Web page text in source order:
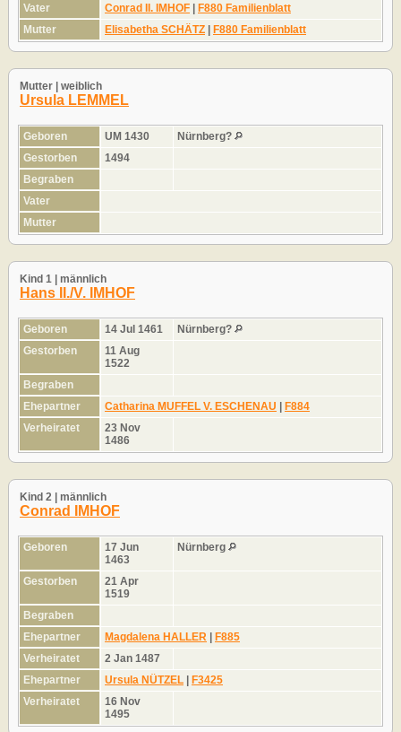
Vater
Conrad II. IMHOF | F880 Familienblatt
Mutter
Elisabetha SCHÄTZ | F880 Familienblatt
Mutter | weiblich
Ursula LEMMEL
Geboren UM 1430
Nürnberg?
Gestorben
1494
Begraben
Vater
Mutter
Kind 1 | männlich
Hans II./V. IMHOF
Geboren 14 Jul 1461
Nürnberg?
Gestorben
11 Aug
1522
Begraben
Ehepartner
Catharina MUFFEL V. ESCHENAU | F884
Verheiratet
23 Nov
1486
Kind 2 | männlich
Conrad IMHOF
Geboren
17 Jun
1463
Nürnberg
Gestorben
21 Apr
1519
Begraben
Ehepartner
Magdalena HALLER | F885
Verheiratet
2 Jan 1487
Ehepartner
Ursula NÜTZEL | F3425
Verheiratet
16 Nov
1495